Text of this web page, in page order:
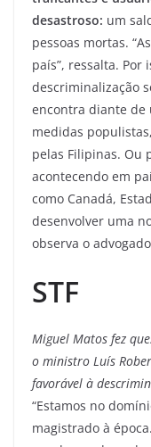
desastroso: um
pessoas mortas.
país”, ressalta. Por
descriminalização
encontra diante de
medidas
pelas Filipinas. Ou
acontecendo em
como Canadá,
desenvolver uma
observa o
STF
Miguel Matos fez
o ministro Luís
favorável à
“Estamos no
magistrado à